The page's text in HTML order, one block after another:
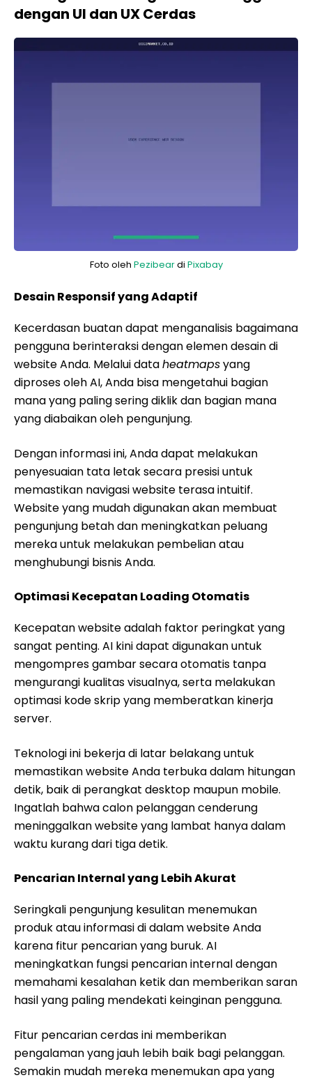
dengan UI dan UX Cerdas
Foto oleh Pezibeardi Pixabay
Desain Responsif yang Adaptif
Kecerdasan buatan dapat menganalisis bagaimana
pengguna berinteraksi dengan elemen desain di
website Anda. Melalui dataheatmapsyang
diproses oleh AI, Anda bisa mengetahui bagian
mana yang paling sering diklik dan bagian mana
yang diabaikan oleh pengunjung.
Dengan informasi ini, Anda dapat melakukan
penyesuaian tata letak secara presisi untuk
memastikan navigasi website terasa intuitif.
Website yang mudah digunakan akan membuat
pengunjung betah dan meningkatkan peluang
mereka untuk melakukan pembelian atau
menghubungi bisnis Anda.
Optimasi Kecepatan Loading Otomatis
Kecepatan website adalah faktor peringkat yang
sangat penting. AI kini dapat digunakan untuk
mengompres gambar secara otomatis tanpa
mengurangi kualitas visualnya, serta melakukan
optimasi kode skrip yang memberatkan kinerja
server.
Teknologi ini bekerja di latar belakang untuk
memastikan website Anda terbuka dalam hitungan
detik, baik di perangkat desktop maupun mobile.
Ingatlah bahwa calon pelanggan cenderung
meninggalkan website yang lambat hanya dalam
waktu kurang dari tiga detik.
Pencarian Internal yang Lebih Akurat
Seringkali pengunjung kesulitan menemukan
produk atau informasi di dalam website Anda
karena fitur pencarian yang buruk. AI
meningkatkan fungsi pencarian internal dengan
memahami kesalahan ketik dan memberikan saran
hasil yang paling mendekati keinginan pengguna.
Fitur pencarian cerdas ini memberikan
pengalaman yang jauh lebih baik bagi pelanggan.
Semakin mudah mereka menemukan apa yang